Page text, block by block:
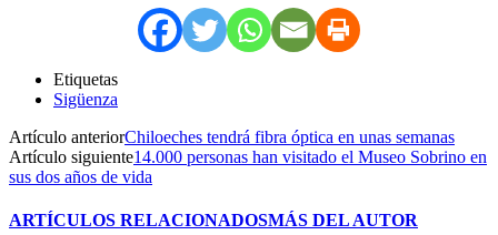
Etiquetas
Sigüenza
Artículo anteriorChiloeches tendrá fibra óptica en unas semanas
Artículo siguiente14.000 personas han visitado el Museo Sobrino en
sus dos años de vida
ARTÍCULOS RELACIONADOSMÁS DEL AUTOR